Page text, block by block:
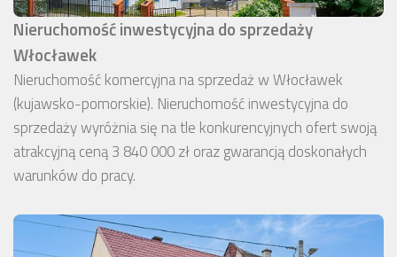
Nieruchomość inwestycyjna do sprzedaży
Włocławek
Nieruchomość komercyjna na sprzedaż w Włocławek
(kujawsko-pomorskie). Nieruchomość inwestycyjna do
sprzedaży wyróżnia się na tle konkurencyjnych ofert swoją
atrakcyjną ceną 3 840 000 zł oraz gwarancją doskonałych
warunków do pracy.